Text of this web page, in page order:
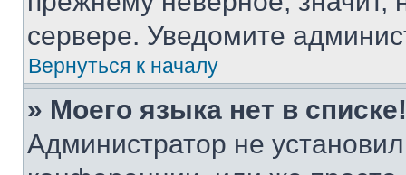
сервере. Уведомите
Вернуться к началу
» Моего языка нет в списке!
Администратор не